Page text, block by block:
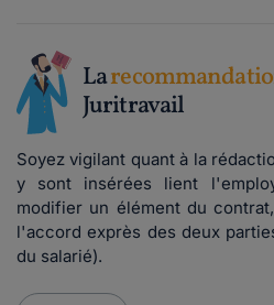
La
Juritravail
Soyez vigilant quant à la
y sont insérées lient
modifier un élément du
l'accord exprès des deux
du salarié).